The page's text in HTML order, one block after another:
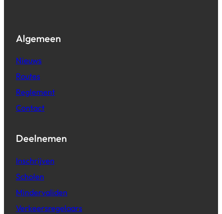
Algemeen
Nieuws
Routes
Reglement
Contact
Deelnemen
Inschrijven
Scholen
Mindervaliden
Verkeersregelaars